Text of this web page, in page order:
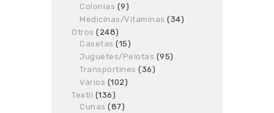
Colonias 99
products
Medicinas/Vitaminas 3434
Otros 248248
products
Casetas 1515
products
Juguetes/Pelotas 9595
Transportines 3636
Varios 102102
Textil 136136
products
Cunas 8787